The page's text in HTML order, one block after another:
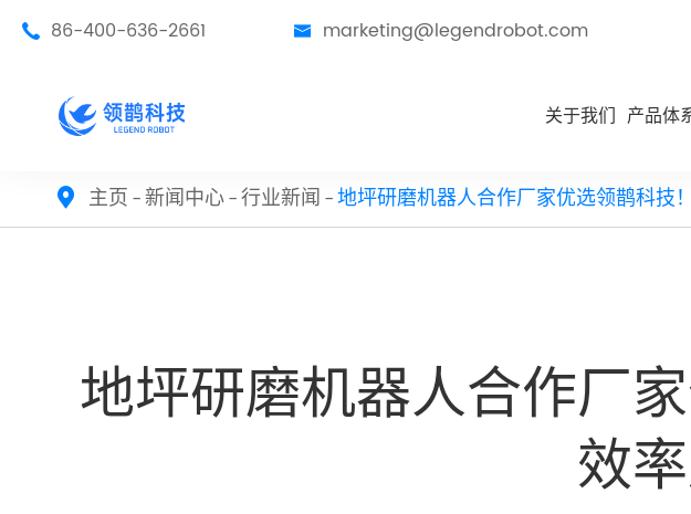
 86-400-636-2661  marketing@legendrobot.com
关于我们 产品体
 主页 新闻中心 行业新闻 地坪研磨机器人合作厂家优选领鹊科技
地坪研磨机器人合作厂
效